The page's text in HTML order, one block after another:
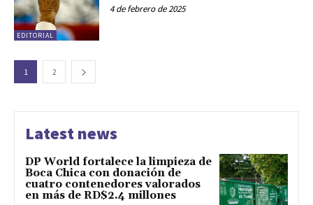
EDITORIAL
4 de febrero de 2025
1 2
Latest news
DP World fortalece la limpieza de
Boca Chica con donación de
cuatro contenedores valorados
en más de RD$2.4 millones